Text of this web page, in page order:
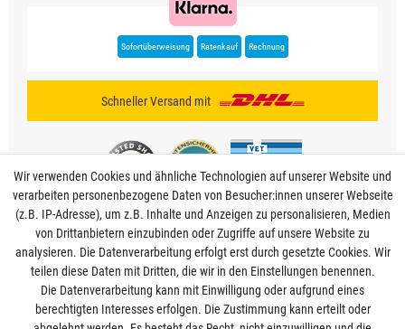
Sofortüberweisung Ratenkauf Rechnung
Schneller Versand mit
Mein Konto
Informationen
Wir verwenden Cookies und ähnliche Technologien auf unserer Website und
verarbeiten personenbezogene Daten von Besucher:innen unserer Webseite
(z.B. IP-Adresse), um z.B. Inhalte und Anzeigen zu personalisieren, Medien
von Drittanbietern einzubinden oder Zugriffe auf unsere Website zu
analysieren. Die Datenverarbeitung erfolgt erst durch gesetzte Cookies. Wir
teilen diese Daten mit Dritten, die wir in den Einstellungen benennen.
Die Datenverarbeitung kann mit Einwilligung oder aufgrund eines
berechtigten Interesses erfolgen. Die Zustimmung kann erteilt oder